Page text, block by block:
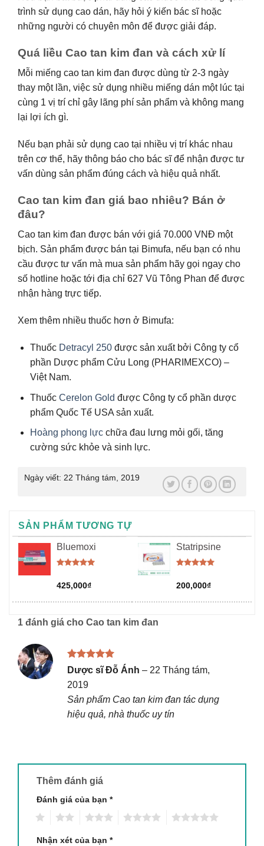
trình sử dụng cao dán, hãy hỏi ý kiến bác sĩ hoặc
những người có chuyên môn để được giải đáp.
Quá liều Cao tan kim đan và cách xử lí
Mỗi miếng cao tan kim đan được dùng từ 2-3 ngày
thay một lần, việc sử dụng nhiều miếng dán một lúc tại
cùng 1 vị trí chỉ gây lãng phí sản phẩm và không mang
lại lợi ích gì.
Nếu bạn phải sử dụng cao tại nhiều vị trí khác nhau
trên cơ thể, hãy thông báo cho bác sĩ để nhận được tư
vấn dùng sản phẩm đúng cách và hiệu quả nhất.
Cao tan kim đan giá bao nhiêu? Bán ở
đâu?
Cao tan kim đan được bán với giá 70.000 VNĐ một
bịch. Sản phẩm được bán tại Bimufa, nếu bạn có nhu
cầu được tư vấn mà mua sản phẩm hãy gọi ngay cho
số hotline hoặc tới địa chỉ 627 Vũ Tông Phan để được
nhận hàng trực tiếp.
Xem thêm nhiều thuốc hơn ở Bimufa:
Thuốc Detracyl 250được sản xuất bởi Công ty cổ
phần Dược phẩm Cửu Long (PHARIMEXCO) –
Việt Nam.
Thuốc Cerelon Gold được Công ty cổ phần dược
phẩm Quốc Tế USA sản xuất.
Hoàng phong lựcchữa đau lưng mỏi gối, tăng
cường sức khỏe và sinh lực.
Ngày viết: 22 Tháng tám, 2019
SẢN PHẨM TƯƠNG TỰ
Bluemoxi
hạng5.00
5 sao
425,000₫
Statripsine
hạng5.00
5 sao
200,000₫
1 đánh giá cho Cao tan kim đan
Được xếp
hạng
sao
Dược sĩ Đỗ Ánh – 22 Tháng tám,
2019
Sản phẩm Cao tan kim đan tác dụng
hiệu quả, nhà thuốc uy tín
Thêm đánh giá
Đánh giá của bạn *
Nhận xét của bạn *